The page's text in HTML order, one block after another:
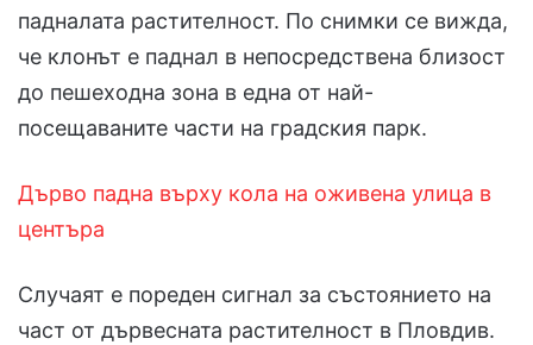
падналата растителност. По снимки се вижда,
че клонът е паднал в непосредствена близост
до пешеходна зона в една от най-
посещаваните части на градския парк.
Дърво падна върху кола на оживена улица в
центъра
Случаят е пореден сигнал за състоянието на
част от дървесната растителност в Пловдив.